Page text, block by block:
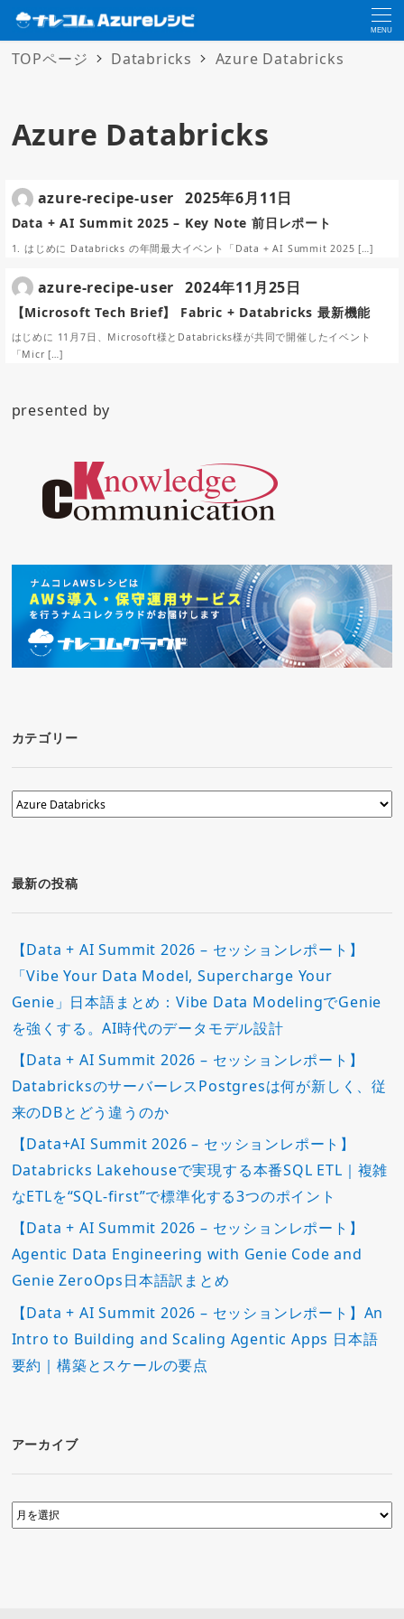
MENU
TOPページ Databricks Azure Databricks
Azure Databricks
Data + AI Summit 2025 – Key Note 前日レポート
1. はじめに Databricks の年間最大イベント「Data + AI Summit 2025 […]
azure-recipe-user 2025年6月11日
【Microsoft Tech Brief】 Fabric + Databricks 最新機能
はじめに 11月7日、Microsoft様とDatabricks様が共同で開催したイベント
「Micr […]
azure-recipe-user 2024年11月25日
presented by
カテゴリー
カ
テ
ー
最新の投稿
【Data + AI Summit 2026 – セッションレポート】
「Vibe Your Data Model, Supercharge Your
Genie」日本語まとめ：Vibe Data ModelingでGenie
を強くする。AI時代のデータモデル設計
【Data + AI Summit 2026 – セッションレポート】
DatabricksのサーバーレスPostgresは何が新しく、従
来のDBとどう違うのか
【Data+AI Summit 2026 – セッションレポート】
Databricks Lakehouseで実現する本番SQL ETL｜複雑
なETLを“SQL-first”で標準化する3つのポイント
【Data + AI Summit 2026 – セッションレポート】
Agentic Data Engineering with Genie Code and
Genie ZeroOps日本語訳まとめ
【Data + AI Summit 2026 – セッションレポート】An
Intro to Building and Scaling Agentic Apps 日本語
要約｜構築とスケールの要点
アーカイブ